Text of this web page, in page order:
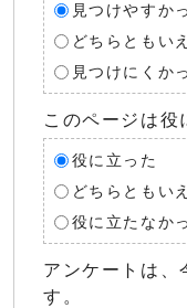
見つけやすか
どちらともい
見つけにくか
このページは役
役に立った
どちらともい
役に立たなか
アンケートは、
す。